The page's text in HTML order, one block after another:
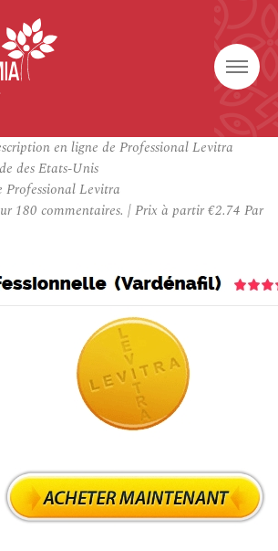
en ligne de Professional Levitra
des Etats-Unis
Professional Levitra
180 commentaires. |Prix à partir€2.74 Par